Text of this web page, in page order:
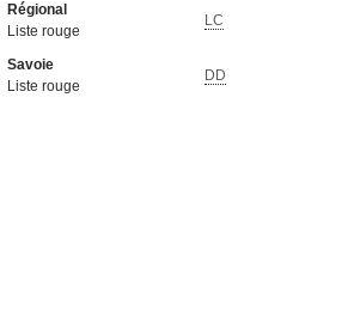
Régional
Liste rouge
LC
Savoie
Liste rouge
DD